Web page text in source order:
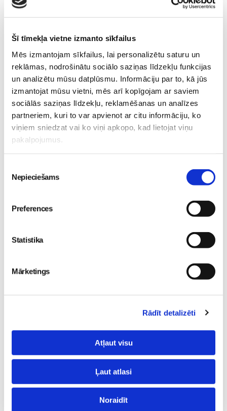
Šī tīmekļa vietne izmanto sīkfailus
Mēs izmantojam sīkfailus, lai personalizētu saturu un
reklāmas, nodrošinātu sociālo saziņas līdzekļu funkcijas
un analizētu mūsu datplūsmu. Informāciju par to, kā jūs
izmantojat mūsu vietni, mēs arī kopīgojam ar saviem
sociālās saziņas līdzekļu, reklamēšanas un analīzes
partneriem, kuri to var apvienot ar citu informāciju, ko
viņiem sniedzat vai ko viņi apkopo, kad lietojat viņu
pakalpojumus.
izvēle
Nepieciešams
Preferences
Statistika
Mārketings
Rādīt detalizēti
Atļaut visu
Ļaut atlasi
Noraidīt
Eksperts
Diāna Zande
Kognitīvi biheiviorālā
Diāna Zande Vecāku skolā
Lasi vēl
30. Jul 13:00
Valītis Vincents"
Mazais valītis ar lielu sirdi
20. Jul 09:33
Friso Gold - saudzīgs
01. Jul 12:53